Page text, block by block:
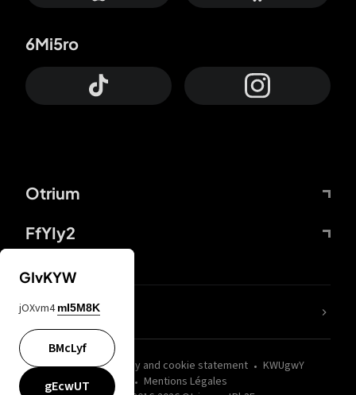
Otrium
FfYIy2
6Mi5ro
wZQPfd Privacy and cookie statement
KWUgwY
Mentions Légales
nLC6tu
GIvKYW
jOXvm4 mI5M8K
BMcLyf
gEcwUT